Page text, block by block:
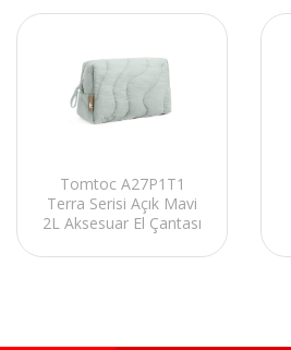
Tomtoc A27P1T1
Terra Serisi Açık Mavi
2L Aksesuar El Çantası